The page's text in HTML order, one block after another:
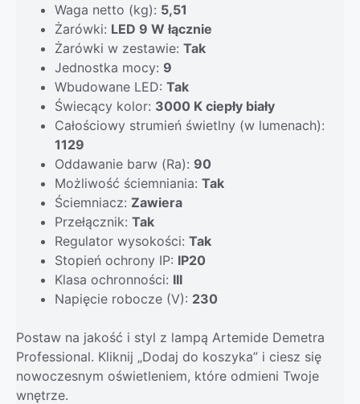
Waga netto (kg): 5,51
Żarówki: LED 9 W łącznie
Żarówki w zestawie: Tak
Jednostka mocy: 9
Wbudowane LED: Tak
Świecący kolor: 3000 K ciepły biały
Całościowy strumień świetlny (w lumenach):
1129
Oddawanie barw (Ra): 90
Możliwość ściemniania: Tak
Ściemniacz: Zawiera
Przełącznik: Tak
Regulator wysokości: Tak
Stopień ochrony IP: IP20
Klasa ochronności: III
Napięcie robocze (V): 230
Postaw na jakość i styl z lampą Artemide Demetra
Professional. Kliknij „Dodaj do koszyka” i ciesz się
nowoczesnym oświetleniem, które odmieni Twoje
wnętrze.